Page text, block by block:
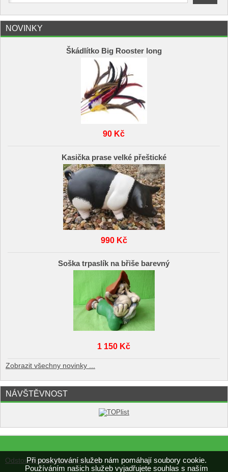
NOVINKY
Škádlítko Big Rooster long
90 Kč
Kasička prase velké přeštické
990 Kč
Soška trpaslík na břiše barevný
1 150 Kč
Zobrazit všechny novinky ...
NÁVŠTĚVNOST
Odstoupení od kupní smlouvy
Při poskytování služeb nám pomáhají soubory cookie.
Používáním našich služeb vyjadřujete souhlas s naším